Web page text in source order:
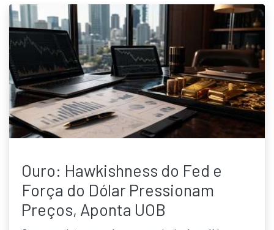
Ouro: Hawkishness do Fed e
Força do Dólar Pressionam
Preços, Aponta UOB